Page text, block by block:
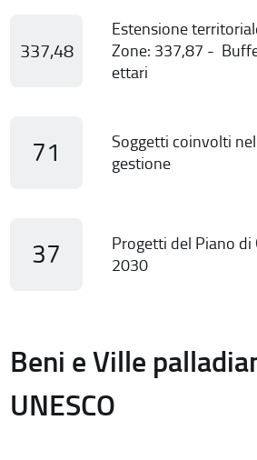
337,48
Estensione
Zone: 337,87 -
ettari
71
Soggetti coinvolti
gestione
37
Progetti del Piano
2030
Beni e Ville
UNESCO